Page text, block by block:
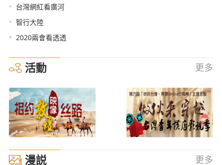
• 台灣網紅看廣河
• 智行大陸
• 2020兩會看透透
活動 更多
漫説 更多